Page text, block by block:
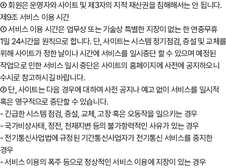
④ 회원은 운영자와 사이트 및 제3자의 지적 재산권을 침해해서는 안 됩니다.
제9조 서비스 이용 시간
① 서비스 이용 시간은 업무상 또는 기술상 특별한 지장이 없는 한 연중무휴
1일 24시간을 원칙으로 합니다. 단, 사이트는 시스템 정기점검, 증설 및 교체를
위해 사이트가 정한 날이나 시간에 서비스를 일시중단 할 수 있으며 예정된
작업으로 인한 서비스 일시 중단은 사이트의 홈페이지에 사전에 공지하오니
수시로 참고하시길 바랍니다.
② 단, 사이트는 다음 경우에 대하여 사전 공지나 예고 없이 서비스를 일시적
혹은 영구적으로 중단할 수 있습니다.
- 긴급한 시스템 점검, 증설, 교체, 고장 혹은 오동작을 일으키는 경우
- 국가비상사태, 정전, 천재지변 등의 불가항력적인 사유가 있는 경우
- 전기통신사업법에 규정된 기간통신사업자가 전기통신 서비스를 중지한
경우
- 서비스 이용의 폭주 등으로 정상적인 서비스 이용에 지장이 있는 경우